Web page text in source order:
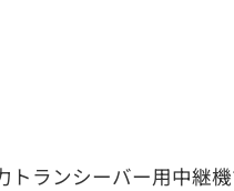
ランシーバー用中継機